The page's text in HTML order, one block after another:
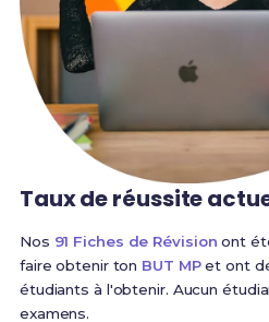
Taux de réussite
Nos 91 Fiches de Révision ont
faire obtenir ton BUT MPet ont
étudiants à l'obtenir. Aucun
examens.